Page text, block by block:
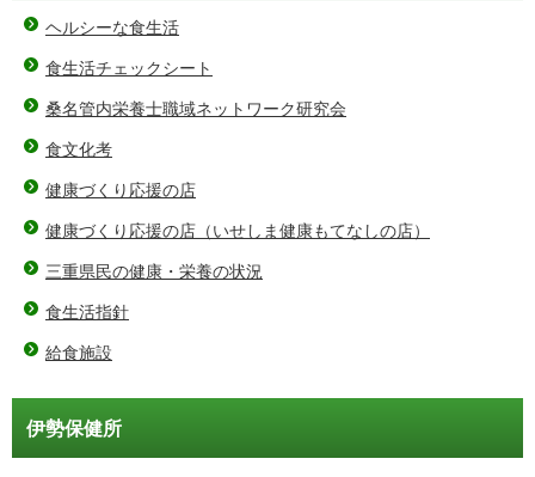
ヘルシーな食生活
食生活チェックシート
桑名管内栄養士職域ネットワーク研究会
食文化考
健康づくり応援の店
健康づくり応援の店（いせしま健康もてなしの店）
三重県民の健康・栄養の状況
食生活指針
給食施設
伊勢保健所